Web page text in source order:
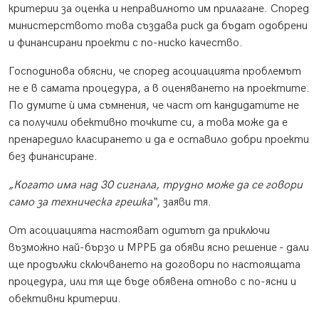
критерии за оценка и неправилното им прилагане. Според
министерството това създава риск да бъдат одобрени
и финансирани проекти с по-ниско качество.
Господинова обясни, че според асоциацията проблемът
не е в самата процедура, а в оценяването на проектите.
По думите ѝ има съмнения, че част от кандидатите не
са получили обективно точките си, а това може да е
пренаредило класирането и да е оставило добри проекти
без финансиране.
„Когато има над 30 сигнала, трудно може да се говори
само за техническа грешка“, заяви тя.
От асоциацията настояват одитът да приключи
възможно най-бързо и МРРБ да обяви ясно решение - дали
ще продължи сключването на договори по настоящата
процедура, или тя ще бъде обявена отново с по-ясни и
обективни критерии.